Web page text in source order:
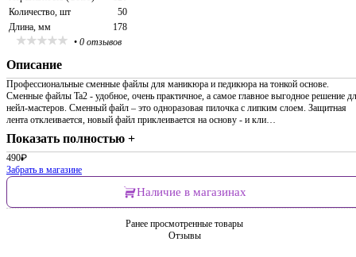
Количество, шт
50
Длина, мм
178
• 0 отзывов
Описание
Профессиональные сменные файлы для маникюра и педикюра на тонкой основе.
Сменные файлы Ta2 - удобное, очень практичное, а самое главное выгодное решение
нейл-мастеров. Сменный файл – это одноразовая пилочка с липким слоем. Защитная
лента отклеивается, новый файл приклеивается на основу - и кли…
Показать полностью +
490₽
Забрать в магазине
Наличие в магазинах
Ранее просмотренные товары
Отзывы